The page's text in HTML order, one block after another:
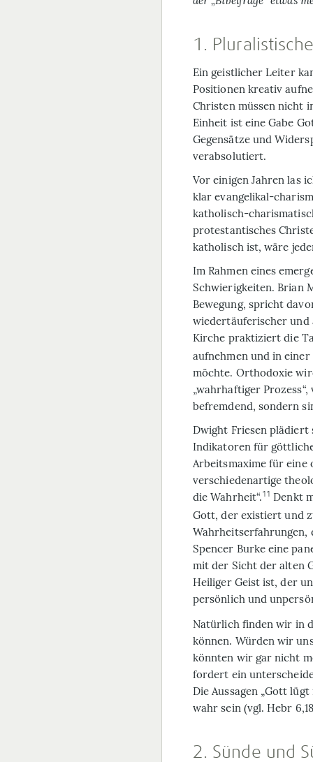
1.
Ein geistlicher Leiter
Positionen kreativ
Christen müssen nicht
Einheit ist eine Gabe
Gegensätze und
verabsolutiert.
Vor einigen Jahren las
klar evangelikal-
katholisch-
protestantisches
katholisch ist, wäre
Im Rahmen eines
Schwierigkeiten. Brian
Bewegung, spricht
wiedertäuferischer und
Kirche praktiziert die
aufnehmen und in
möchte. Orthodoxie
„wahrhaftiger
befremdend, sondern
Dwight Friesen plädiert
Indikatoren für
Arbeitsmaxime für eine
verschiedenartige
die Wahrheit“.11 Denkt
Gott, der existiert und
Wahrheitserfahrungen,
Spencer Burke eine
mit der Sicht der alten
Heiliger Geist ist, der
persönlich und
Natürlich finden wir in
können. Würden wir
könnten wir gar nicht
fordert ein
Die Aussagen „Gott
wahr sein (vgl. Hebr
2. Sünde und